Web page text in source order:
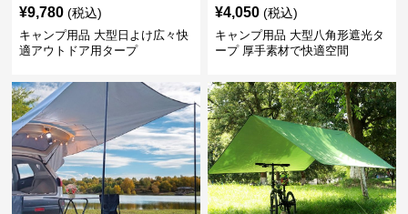
¥9,780 (税込)
キャンプ用品 大型日よけ広々快
適アウトドア用タープ
¥4,050 (税込)
キャンプ用品 大型八角形遮光タ
ープ 厚手素材で快適空間